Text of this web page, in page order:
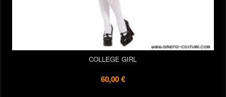
COLLEGE GIRL
60,00 €